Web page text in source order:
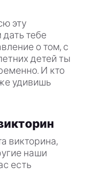
эту
тебе
о том, с
детей ты
И кто
удивишь
викторина,
наши
есть